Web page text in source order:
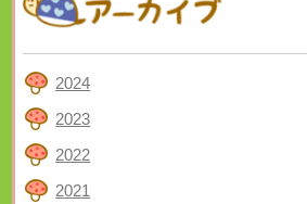
2024
2023
2022
2021